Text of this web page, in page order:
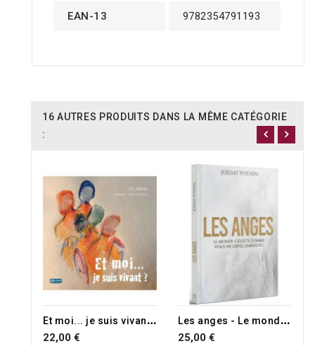
EAN-13 9782354791193
16 AUTRES PRODUITS DANS LA MÊME CATÉGORIE
:
E
t moi... je suis vivant ?
22,00 €
L
es anges - Le monde céleste comme vous ne l'avez jamais vu
25,00 €